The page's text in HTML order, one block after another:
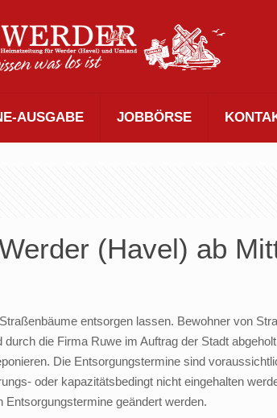
AUSGABE JOBBÖRSE
(Havel) ab
entsorgen lassen. Bewohner von
die Firma Ruwe im Auftrag der Stadt
Die Entsorgungstermine sind
oder kapazitätsbedingt nicht eingehalten
Entsorgungstermine geändert werden.